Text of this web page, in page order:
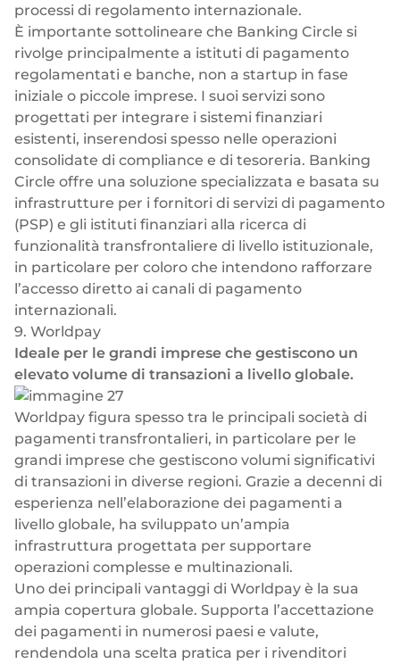
processi di regolamento internazionale.
È importante sottolineare che Banking Circle si
rivolge principalmente a istituti di pagamento
regolamentati e banche, non a startup in fase
iniziale o piccole imprese. I suoi servizi sono
progettati per integrare i sistemi finanziari
esistenti, inserendosi spesso nelle operazioni
consolidate di compliance e di tesoreria. Banking
Circle offre una soluzione specializzata e basata su
infrastrutture per i fornitori di servizi di pagamento
(PSP) e gli istituti finanziari alla ricerca di
funzionalità transfrontaliere di livello istituzionale,
in particolare per coloro che intendono rafforzare
l’accesso diretto ai canali di pagamento
internazionali.
9. Worldpay
Ideale per le grandi imprese che gestiscono un
elevato volume di transazioni a livello globale.
Worldpay figura spesso tra le principali società di
pagamenti transfrontalieri, in particolare per le
grandi imprese che gestiscono volumi significativi
di transazioni in diverse regioni. Grazie a decenni di
esperienza nell’elaborazione dei pagamenti a
livello globale, ha sviluppato un’ampia
infrastruttura progettata per supportare
operazioni complesse e multinazionali.
Uno dei principali vantaggi di Worldpay è la sua
ampia copertura globale. Supporta l’accettazione
dei pagamenti in numerosi paesi e valute,
rendendola una scelta pratica per i rivenditori